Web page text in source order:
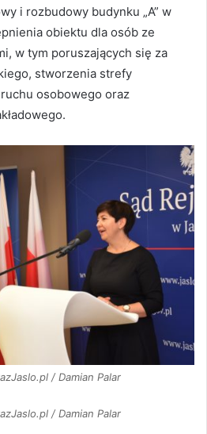
i rozbudowy budynku „A” w
obiektu dla osób ze
w tym poruszających się za
stworzenia strefy
osobowego oraz
/ Damian Palar
/ Damian Palar